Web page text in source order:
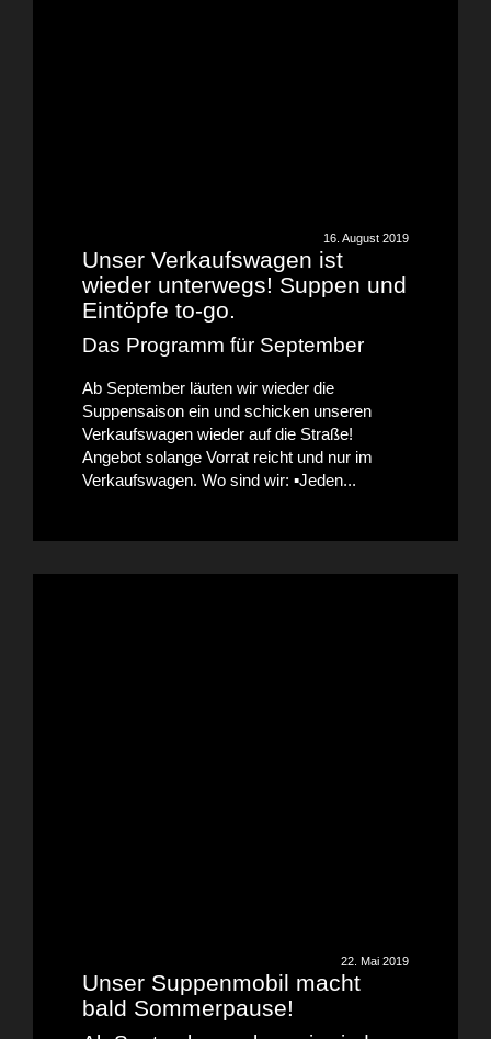
16. August 2019
Unser Verkaufswagen ist
wieder unterwegs! Suppen und
Eintöpfe to-go.
Das Programm für September
Ab September läuten wir wieder die
Suppensaison ein und schicken unseren
Verkaufswagen wieder auf die Straße!
Angebot solange Vorrat reicht und nur im
Verkaufswagen. Wo sind wir: ▪️Jeden...
22. Mai 2019
Unser Suppenmobil macht
bald Sommerpause!